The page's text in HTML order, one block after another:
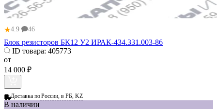
★4.9 46
Блок резисторов БК12 У2 ИРАК-434.331.003-86
ID товара: 405773
от
14 000 ₽
Доставка поРоссии, в РБ, KZ
В наличии